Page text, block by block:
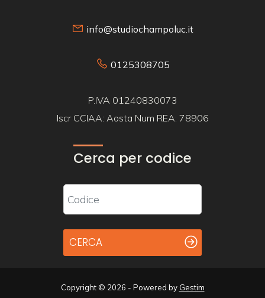
info@studiochampoluc.it
0125308705
P.IVA 01240830073
Iscr CCIAA: Aosta Num REA: 78906
Cerca per codice
CERCA
Copyright © 2026 - Powered by Gestim